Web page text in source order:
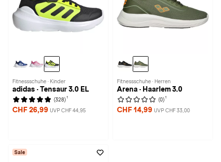
Fitnessschuhe · Kinder
adidas · Tensaur 3.0 EL
(328) 1
CHF 26,99 UVP CHF 44,95
Fitnessschuhe · Herren
Arena · Haarlem 3.0
(0) 1
CHF 14,99 UVP CHF 33,00
Sale